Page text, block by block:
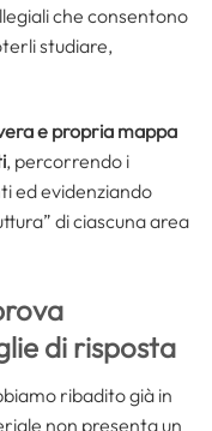
che consentono
studiare,
e propria mappa
, percorrendo i
ed evidenziando
di ciascuna area
di risposta
ribadito già in
non presenta un